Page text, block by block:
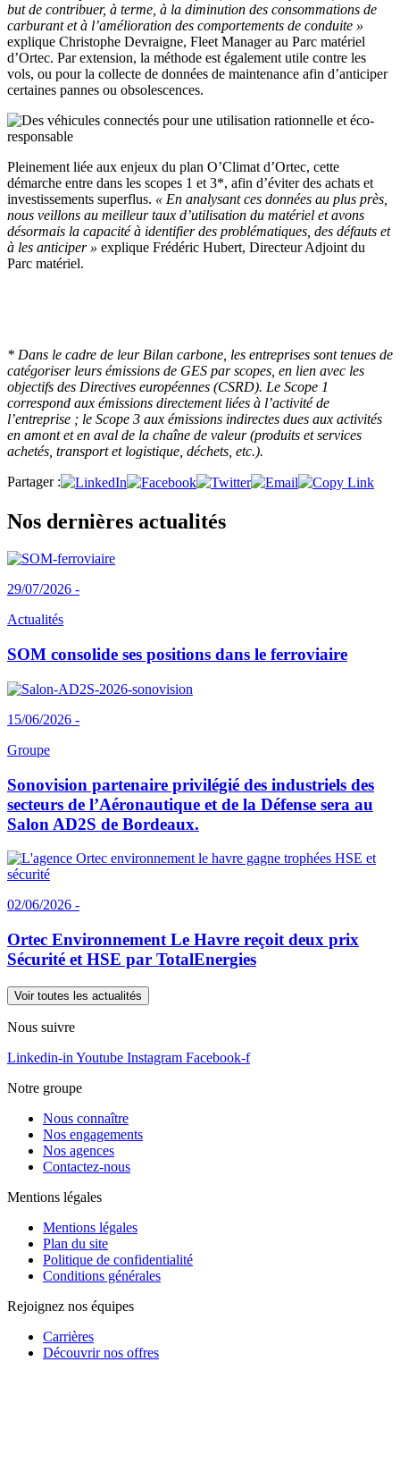
but de contribuer, à terme, à la diminution des consommations de
carburant et à l’amélioration des comportements de conduite »
explique Christophe Devraigne, Fleet Manager au Parc matériel
d’Ortec. Par extension, la méthode est également utile contre les
vols, ou pour la collecte de données de maintenance afin d’anticiper
certaines pannes ou obsolescences.
Pleinement liée aux enjeux du plan O’Climat d’Ortec, cette
démarche entre dans les scopes 1 et 3*, afin d’éviter des achats et
investissements superflus. « En analysant ces données au plus près,
nous veillons au meilleur taux d’utilisation du matériel et avons
désormais la capacité à identifier des problématiques, des défauts et
à les anticiper » explique Frédéric Hubert, Directeur Adjoint du
Parc matériel.
* Dans le cadre de leur Bilan carbone, les entreprises sont tenues de
catégoriser leurs émissions de GES par scopes, en lien avec les
objectifs des Directives européennes (CSRD). Le Scope 1
correspond aux émissions directement liées à l’activité de
l’entreprise ; le Scope 3 aux émissions indirectes dues aux activités
en amont et en aval de la chaîne de valeur (produits et services
achetés, transport et logistique, déchets, etc.).
Partager :
Nos dernières actualités
29/07/2026 -
Actualités
SOM consolide ses positions dans le ferroviaire
15/06/2026 -
Groupe
Sonovision partenaire privilégié des industriels des
secteurs de l’Aéronautique et de la Défense sera au
Salon AD2S de Bordeaux.
02/06/2026 -
Ortec Environnement Le Havre reçoit deux prix
Sécurité et HSE par TotalEnergies
Voir toutes les actualités
Nous suivre
Linkedin-in Youtube Instagram Facebook-f
Notre groupe
Nous connaître
Nos engagements
Nos agences
Contactez-nous
Mentions légales
Mentions légales
Plan du site
Politique de confidentialité
Conditions générales
Rejoignez nos équipes
Carrières
Découvrir nos offres